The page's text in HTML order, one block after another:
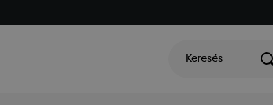
Keresés